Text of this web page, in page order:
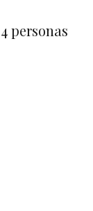
personas